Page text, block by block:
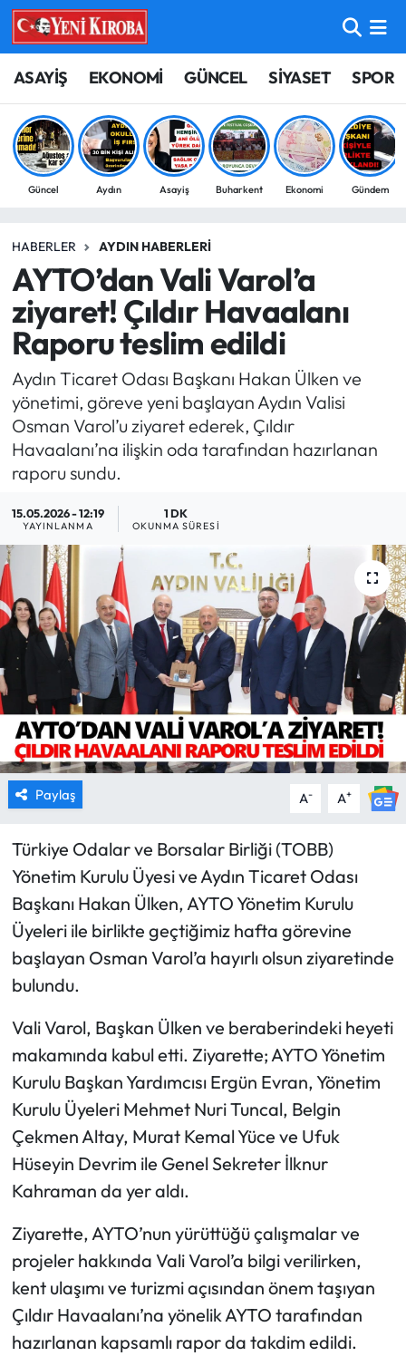
ASAYİŞ EKONOMİ GÜNCEL SİYASET SPOR
Güncel Aydın Asayiş Buharkent Ekonomi Gündem
HABERLER AYDIN HABERLERI
AYTO’dan Vali Varol’a
ziyaret! Çıldır Havaalanı
Raporu teslim edildi
Aydın Ticaret Odası Başkanı Hakan Ülken ve
yönetimi, göreve yeni başlayan Aydın Valisi
Osman Varol’u ziyaret ederek, Çıldır
Havaalanı’na ilişkin oda tarafından hazırlanan
raporu sundu.
15.05.2026 - 12:19
YAYINLANMA
1 DK
OKUNMA SÜRESI
Paylaş A- A+
Türkiye Odalar ve Borsalar Birliği (TOBB)
Yönetim Kurulu Üyesi ve Aydın Ticaret Odası
Başkanı Hakan Ülken, AYTO Yönetim Kurulu
Üyeleri ile birlikte geçtiğimiz hafta görevine
başlayan Osman Varol’a hayırlı olsun ziyaretinde
bulundu.
Vali Varol, Başkan Ülken ve beraberindeki heyeti
makamında kabul etti. Ziyarette; AYTO Yönetim
Kurulu Başkan Yardımcısı Ergün Evran, Yönetim
Kurulu Üyeleri Mehmet Nuri Tuncal, Belgin
Çekmen Altay, Murat Kemal Yüce ve Ufuk
Hüseyin Devrim ile Genel Sekreter İlknur
Kahraman da yer aldı.
Ziyarette, AYTO’nun yürüttüğü çalışmalar ve
projeler hakkında Vali Varol’a bilgi verilirken,
kent ulaşımı ve turizmi açısından önem taşıyan
Çıldır Havaalanı’na yönelik AYTO tarafından
hazırlanan kapsamlı rapor da takdim edildi.
ASAYİŞ
BİLİM-TEKNOLOJİ
ÇEVRE
EĞİTİM
EKONOMİ
GÜNCEL
GÜNDEM
MAGAZİN
SAĞLIK
SİYASET
SPOR
TARIM
TURİZM
YAŞAM
RESMİ İLANLAR
HABER İLAN
Aydın Nöbetçi Eczaneler
Aydın Hava Durumu
Aydin Namaz Vakitleri
Süper Lig Puan Durumu ve Fikstür
Tüm Manşetler
Son Dakika Haberleri
Haber Arşivi